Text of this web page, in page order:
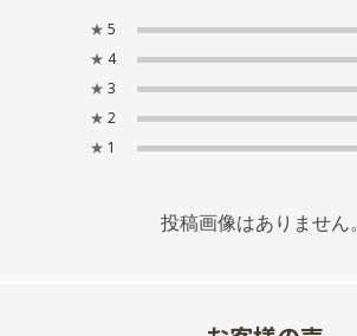
★ 5
★ 4
★ 3
★ 2
★ 1
投稿画像はありません。